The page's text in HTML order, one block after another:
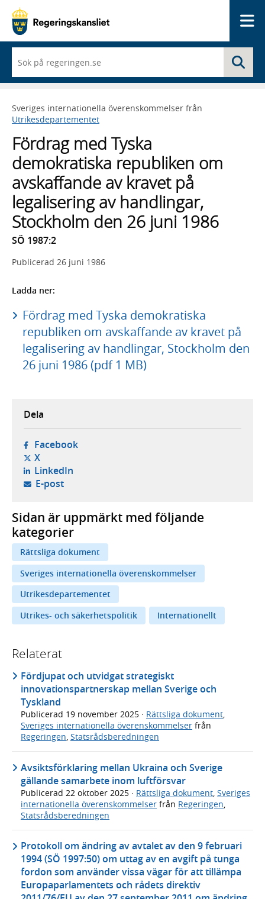
du
börjar
skriva
framträder
en
med
sökförslag
Sveriges internationella överenskommelser från
Utrikesdepartementet
Fördrag med Tyska
demokratiska republiken om
avskaffande av kravet på
legalisering av handlingar,
Stockholm den 26 juni 1986
SÖ 1987:2
Publicerad 26 juni 1986
Ladda ner:
Fördrag med Tyska demokratiska
republiken om avskaffande av kravet på
legalisering av handlingar, Stockholm den
26 juni 1986 (pdf 1 MB)
Dela
Facebook- öppnas i ny flik, extern webbplats,
X- öppnas i ny flik, extern webbplats,
LinkedIn- öppnas i ny flik, extern webbplats,
E-post- öppnar din e-postklient,
Sidan är uppmärkt med följande
kategorier
Rättsliga dokument
Sveriges internationella överenskommelser
Utrikesdepartementet
Utrikes- och säkerhetspolitik
Internationellt
Relaterat
Fördjupat och utvidgat strategiskt
innovationspartnerskap mellan Sverige och
Tyskland
Publicerad 19 november 2025 · Rättsliga dokument,
Sveriges internationella överenskommelser från
Regeringen, Statsrådsberedningen
Avsiktsförklaring mellan Ukraina och Sverige
gällande samarbete inom luftförsvar
Publicerad 22 oktober 2025 · Rättsliga dokument Sveriges
internationella överenskommelser från Regeringen
Statsrådsberedningen
Protokoll om ändring av avtalet av den 9 februari
1994 (SÖ 1997:50) om uttag av en avgift på tunga
fordon som använder vissa vägar för att tillämpa
Europaparlamentets och rådets direktiv